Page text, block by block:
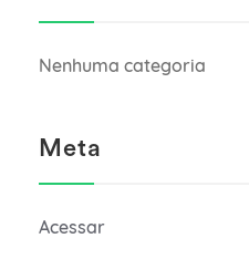
Nenhuma categoria
Meta
Acessar